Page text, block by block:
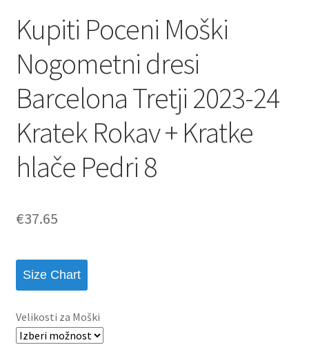
Kupiti Poceni Moški
Nogometni dresi
Barcelona Tretji 2023-24
Kratek Rokav + Kratke
hlače Pedri 8
€37.65
Size Chart
Velikosti za Moški